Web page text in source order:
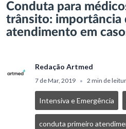
Conduta para
trânsito: importância
atendimento em
Redação Artmed
7 de Mar, 2019 • 2 min de
Intensiva e Emergência
conduta primeiro